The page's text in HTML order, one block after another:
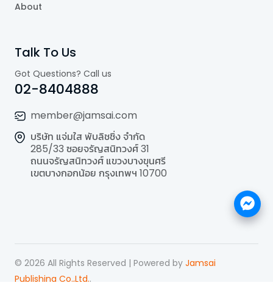
About
Talk To Us
Got Questions? Call us
02-8404888
member@jamsai.com
บริษัท แจ่มใส พับลิชชิ่ง จำกัด
285/33 ซอยจรัญสนิทวงศ์ 31
ถนนจรัญสนิทวงศ์ แขวงบางขุนศรี
เขตบางกอกน้อย กรุงเทพฯ 10700
© 2026 All Rights Reserved | Powered by Jamsai
Publishing Co.,Ltd..